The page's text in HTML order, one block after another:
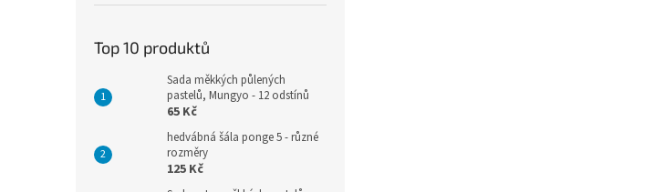
Top 10 produktů
Sada měkkých půlených
pastelů, Mungyo - 12 odstínů
65 Kč
hedvábná šála ponge 5 - různé
rozměry
125 Kč